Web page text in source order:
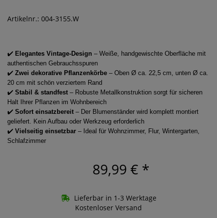
Artikelnr.: 004-3155.W
✔️ Elegantes Vintage-Design – Weiße, handgewischte Oberfläche mit
authentischen Gebrauchsspuren
✔️ Zwei dekorative Pflanzenkörbe – Oben Ø ca. 22,5 cm, unten Ø ca.
20 cm mit schön verziertem Rand
✔️ Stabil & standfest – Robuste Metallkonstruktion sorgt für sicheren
Halt Ihrer Pflanzen im Wohnbereich
✔️ Sofort einsatzbereit – Der Blumenständer wird komplett montiert
geliefert. Kein Aufbau oder Werkzeug erforderlich
✔️ Vielseitig einsetzbar – Ideal für Wohnzimmer, Flur, Wintergarten,
Schlafzimmer
89,99 € *
Lieferbar in 1-3 Werktage
Kostenloser Versand